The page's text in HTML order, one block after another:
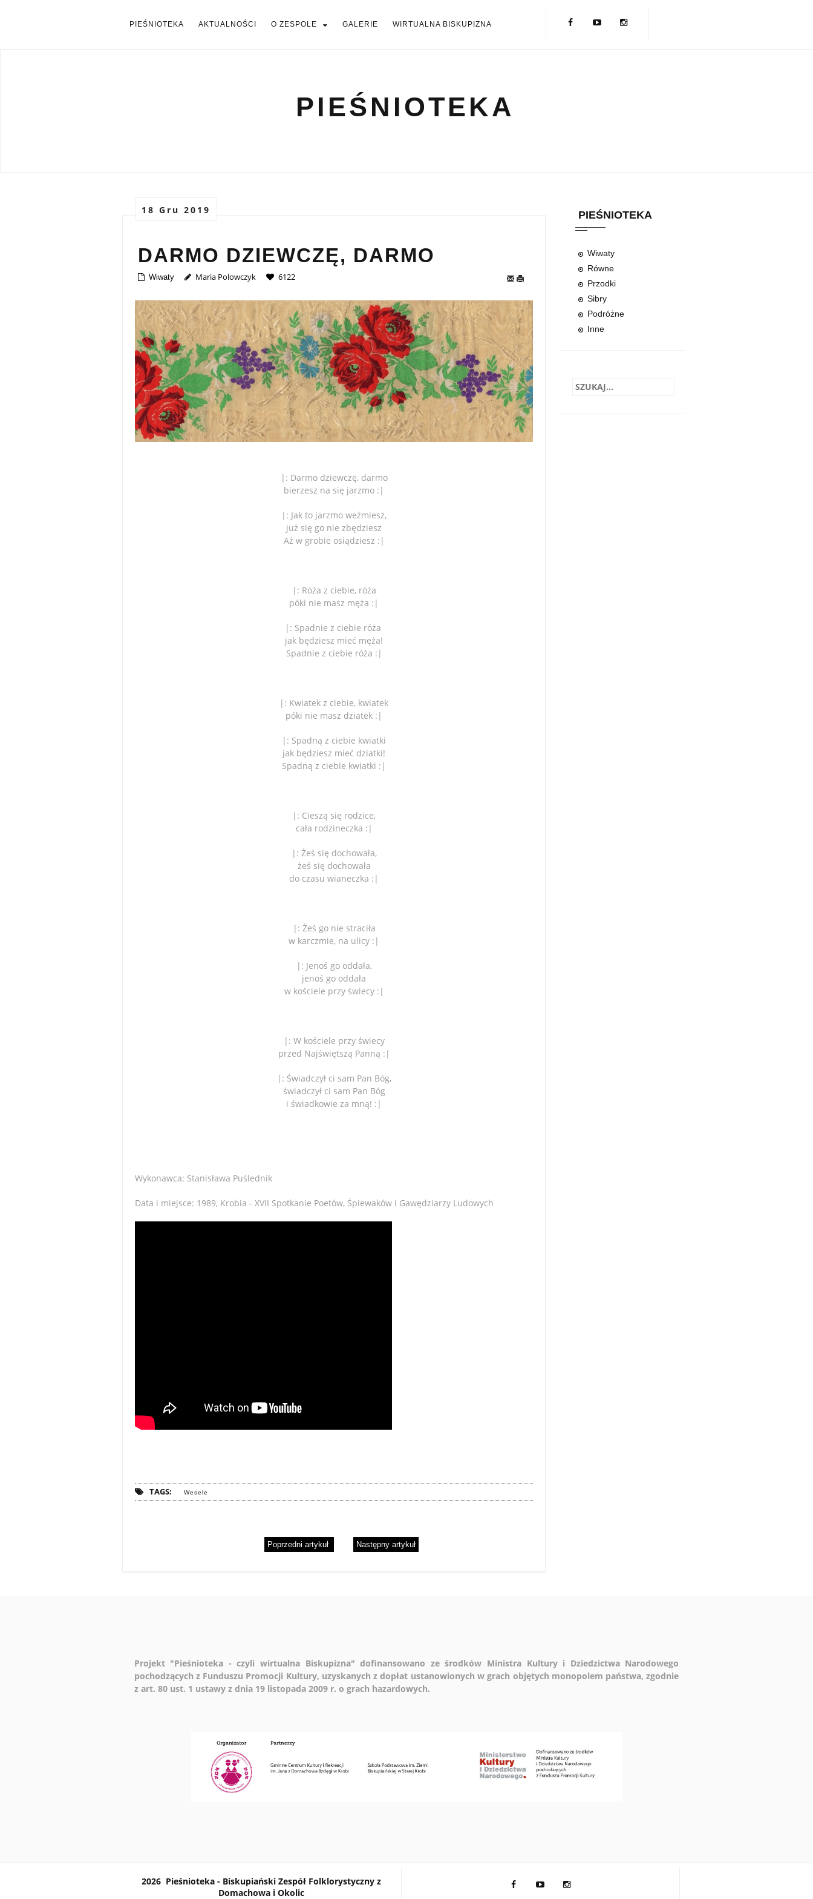
AKTUALNOŚCI
PIEŚNIOTEKA AKTUALNOŚCI O ZESPOLE GALERIE WIRTUALNA BISKUPIZNA
PIEŚNIOTEKA
18 Gru 2019
DARMO DZIEWCZĘ, DARMO
Wiwaty Maria Polowczyk 6122
|: Darmo dziewczę, darmo
bierzesz na się jarzmo :|
|: Jak to jarzmo weźmiesz,
już się go nie zbędziesz
Aż w grobie osiądziesz :|
|: Róża z ciebie, róża
póki nie masz męża :|
|: Spadnie z ciebie róża
jak będziesz mieć męża!
Spadnie z ciebie róża :|
|: Kwiatek z ciebie, kwiatek
póki nie masz dziatek :|
|: Spadną z ciebie kwiatki
jak będziesz mieć dziatki!
Spadną z ciebie kwiatki :|
|: Cieszą się rodzice,
cała rodzineczka :|
|: Żeś się dochowała,
żeś się dochowała
do czasu wianeczka :|
|: Żeś go nie straciła
w karczmie, na ulicy :|
|: Jenoś go oddała,
jenoś go oddała
w kościele przy świecy :|
|: W kościele przy świecy
przed Najświętszą Panną :|
|: Świadczył ci sam Pan Bóg,
świadczył ci sam Pan Bóg
i świadkowie za mną! :|
Wykonawca: Stanisława Puślednik
Data i miejsce: 1989, Krobia - XVII Spotkanie Poetów, Śpiewaków i Gawędziarzy Ludowych
TAGS: Wesele
Poprzedni artykuł Następny artykuł
PIEŚNIOTEKA
Wiwaty
Równe
Przodki
Sibry
Podróżne
Inne
Projekt "Pieśnioteka - czyli wirtualna Biskupizna" dofinansowano ze środków Ministra Kultury i Dziedzictwa Narodowego
pochodzących z Funduszu Promocji Kultury, uzyskanych z dopłat ustanowionych w grach objętych monopolem państwa, zgodnie
z art. 80 ust. 1 ustawy z dnia 19 listopada 2009 r. o grach hazardowych.
2026 Pieśnioteka - Biskupiański Zespół Folklorystyczny z
Domachowa i Okolic